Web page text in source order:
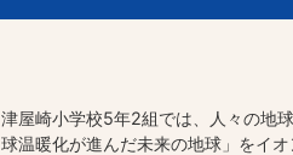
津屋崎小学校5年2組では、人々の地
球温暖化が進んだ未来の地球」をイオ